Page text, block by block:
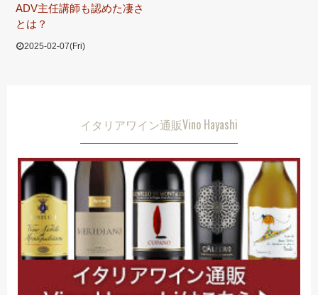
ADV主任講師も認めた凄さ
とは？
2025-02-07(Fri)
イタリアワイン通販Vino Hayashi